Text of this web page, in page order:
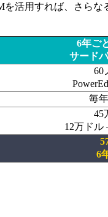
活用すれば、さら
6年ご
サード
60
毎
45
12万ドル
6